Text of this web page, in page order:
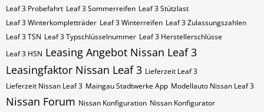
Leaf 3 Probefahrt Leaf 3 Sommerreifen Leaf 3 Stützlast
Leaf 3 Winterkompletträder Leaf 3 Winterreifen Leaf 3 Zulassungszahlen
Leaf 3​​​​ TSN Leaf 3​​​​ Typschlüsselnummer Leaf 3​​​​​ Herstellerschlüsse
Leaf 3​​​​​ HSN Leasing Angebot Nissan Leaf 3
Leasingfaktor Nissan Leaf 3 Lieferzeit Leaf 3
Lieferzeit Nissan Leaf 3 Maingau Stadtwerke App Modellauto Nissan Leaf 3
Nissan Forum Nissan Konfiguration Nissan Konfigurator